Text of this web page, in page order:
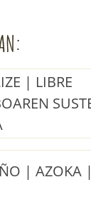
| LIBRE
| AZOKA